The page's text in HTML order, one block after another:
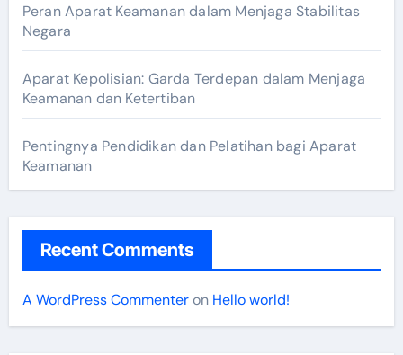
Peran Aparat Keamanan dalam Menjaga Stabilitas
Negara
Aparat Kepolisian: Garda Terdepan dalam Menjaga
Keamanan dan Ketertiban
Pentingnya Pendidikan dan Pelatihan bagi Aparat
Keamanan
Recent Comments
A WordPress Commenteron Hello world!